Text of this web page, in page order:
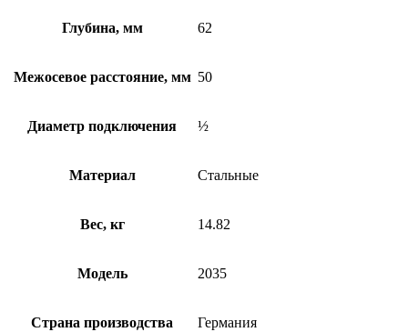
Глубина, мм 62
Межосевое расстояние, мм 50
Диаметр подключения ½
Материал Стальные
Вес, кг 14.82
Модель 2035
Страна производства Германия